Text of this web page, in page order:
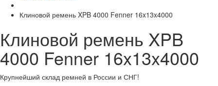
Клиновой ремень XPB 4000 Fenner 16x13x4000
Клиновой ремень XPB
4000 Fenner 16x13x4000
Крупнейший склад ремней в России и СНГ!